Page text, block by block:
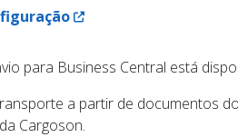
para Business Central está
a partir de documentos
Cargoson.